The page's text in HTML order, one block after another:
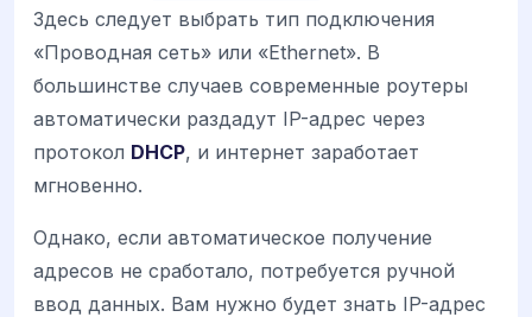
Здесь следует выбрать тип подключения
«Проводная сеть» или «Ethernet». В
большинстве случаев современные роутеры
автоматически раздадут IP-адрес через
протокол DHCP, и интернет заработает
мгновенно.
Однако, если автоматическое получение
адресов не сработало, потребуется ручной
ввод данных. Вам нужно будет знать IP-адрес